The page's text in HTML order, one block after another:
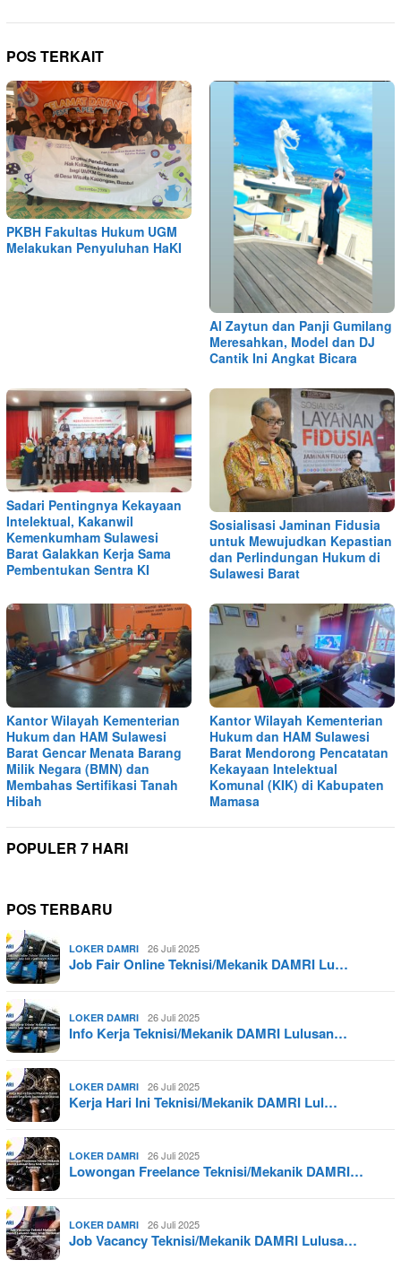
POS TERKAIT
PKBH Fakultas Hukum UGM
Melakukan Penyuluhan HaKI
Al Zaytun dan Panji Gumilang
Meresahkan, Model dan DJ
Cantik Ini Angkat Bicara
Sadari Pentingnya Kekayaan
Intelektual, Kakanwil
Kemenkumham Sulawesi
Barat Galakkan Kerja Sama
Pembentukan Sentra KI
Sosialisasi Jaminan Fidusia
untuk Mewujudkan Kepastian
dan Perlindungan Hukum di
Sulawesi Barat
Kantor Wilayah Kementerian
Hukum dan HAM Sulawesi
Barat Gencar Menata Barang
Milik Negara (BMN) dan
Membahas Sertifikasi Tanah
Hibah
Kantor Wilayah Kementerian
Hukum dan HAM Sulawesi
Barat Mendorong Pencatatan
Kekayaan Intelektual
Komunal (KIK) di Kabupaten
Mamasa
POPULER 7 HARI
POS TERBARU
LOKER DAMRI 26 Juli 2025
Job Fair Online Teknisi/Mekanik DAMRI Lu…
LOKER DAMRI 26 Juli 2025
Info Kerja Teknisi/Mekanik DAMRI Lulusan…
LOKER DAMRI 26 Juli 2025
Kerja Hari Ini Teknisi/Mekanik DAMRI Lul…
LOKER DAMRI 26 Juli 2025
Lowongan Freelance Teknisi/Mekanik DAMRI…
LOKER DAMRI 26 Juli 2025
Job Vacancy Teknisi/Mekanik DAMRI Lulusa…